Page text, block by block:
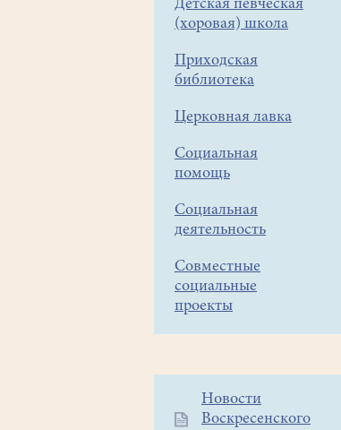
Детская певческая
(хоровая) школа
Приходская
библиотека
Церковная лавка
Социальная
помощь
Социальная
деятельность
Совместные
социальные
проекты
Дополнительное
меню
Новости
Воскресенского